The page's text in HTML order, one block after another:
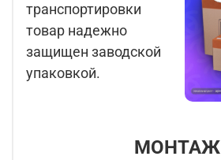
транспортировки
товар надежно
защищен заводской
упаковкой.
МОНТАЖ